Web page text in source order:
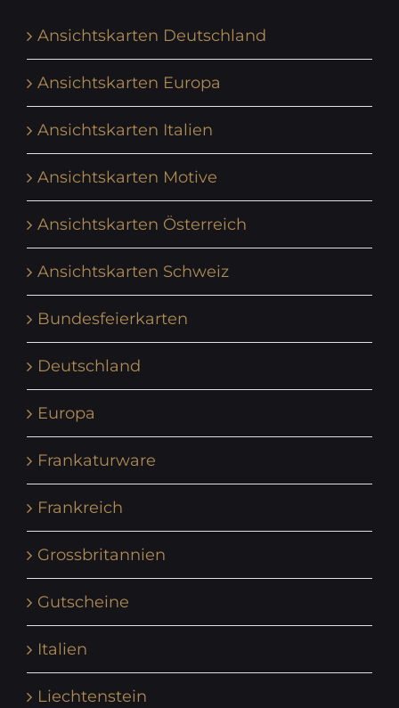
Ansichtskarten Deutschland
Ansichtskarten Europa
Ansichtskarten Italien
Ansichtskarten Motive
Ansichtskarten Österreich
Ansichtskarten Schweiz
Bundesfeierkarten
Deutschland
Europa
Frankaturware
Frankreich
Grossbritannien
Gutscheine
Italien
Liechtenstein